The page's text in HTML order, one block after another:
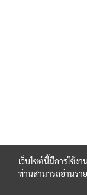
เว็บไซต์นี้มีการใช้ง
ท่านสามารถอ่านรา